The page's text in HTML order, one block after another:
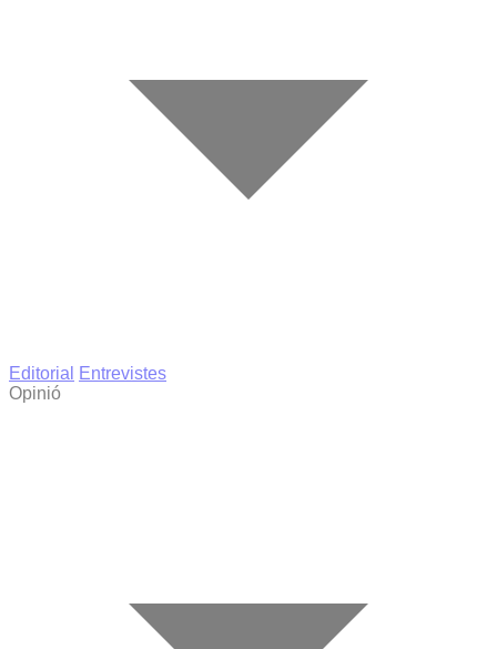
Editorial
Entrevistes
Opinió